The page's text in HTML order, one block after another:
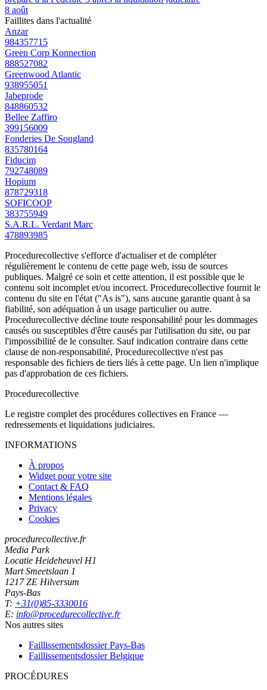
8 août
Faillites dans l'actualité
Anzar
984357715
Green Corp Konnection
888527082
Greenwood Atlantic
938955051
Jabeprode
848860532
Bellee Zaffiro
399156009
Fonderies De Sougland
835780164
Fiducim
792748089
Hopium
878729318
SOFICOOP
383755949
S.A.R.L. Verdant Marc
478893985
Procedurecollective s'efforce d'actualiser et de compléter
régulièrement le contenu de cette page web, issu de sources
publiques. Malgré ce soin et cette attention, il est possible que le
contenu soit incomplet et/ou incorrect. Procedurecollective fournit le
contenu du site en l'état ("As is"), sans aucune garantie quant à sa
fiabilité, son adéquation à un usage particulier ou autre.
Procedurecollective décline toute responsabilité pour les dommages
causés ou susceptibles d'être causés par l'utilisation du site, ou par
l'impossibilité de le consulter. Sauf indication contraire dans cette
clause de non-responsabilité, Procedurecollective n'est pas
responsable des fichiers de tiers liés à cette page. Un lien n'implique
pas d'approbation de ces fichiers.
Procedurecollective
Le registre complet des procédures collectives en France —
redressements et liquidations judiciaires.
INFORMATIONS
À propos
Widget pour votre site
Contact & FAQ
Mentions légales
Privacy
Cookies
procedurecollective.fr
Media Park
Locatie Heideheuvel H1
Mart Smeetslaan 1
1217 ZE Hilversum
Pays-Bas
T: +31(0)85-3330016
E: info@procedurecollective.fr
Nos autres sites
Faillissementsdossier Pays-Bas
Faillissementsdossier Belgique
PROCÉDURES